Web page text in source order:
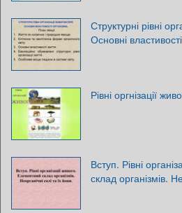
Структурні рівні
Основні
Рівні оргнізації
Вступ. Рівні
склад організмів.